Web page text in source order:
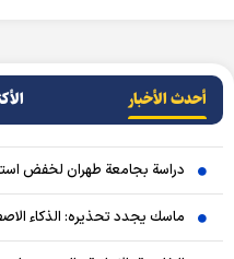
أحدث الأخبار
دراسة بجامعة طهران لخفض
ماسك يجدد تحذيره: الذكاء